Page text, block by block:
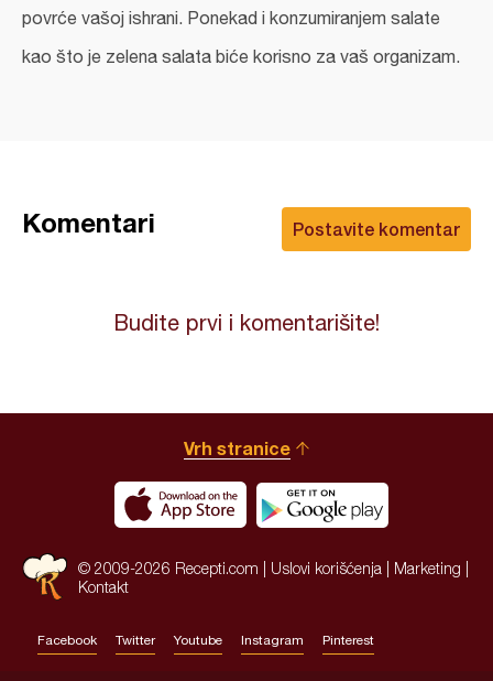
povrće vašoj ishrani. Ponekad i konzumiranjem salate
kao što je zelena salata biće korisno za vaš organizam.
Postavite komentar
Komentari
Budite prvi i komentarišite!
Vrh stranice
© 2009-2026 Recepti.com | Uslovi korišćenja Marketing
Kontakt
Facebook Twitter Youtube Instagram Pinterest